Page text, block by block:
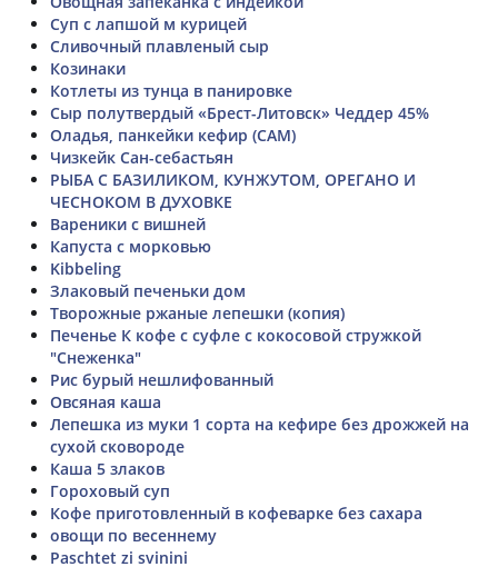
Суп с лапшой м курицей
Сливочный плавленый сыр
Козинаки
Котлеты из тунца в панировке
Сыр полутвердый «Брест-Литовск» Чеддер 45%
Оладья, панкейки кефир (САМ)
Чизкейк Сан-себастьян
РЫБА С БАЗИЛИКОМ, КУНЖУТОМ, ОРЕГАНО И
ЧЕСНОКОМ В ДУХОВКЕ
Вареники с вишней
Капуста с морковью
Kibbeling
Злаковый печеньки дом
Творожные ржаные лепешки (копия)
Печенье К кофе с суфле с кокосовой стружкой
"Снеженка"
Рис бурый нешлифованный
Овсяная каша
Лепешка из муки 1 сорта на кефире без дрожжей на
сухой сковороде
Каша 5 злаков
Гороховый суп
Кофе приготовленный в кофеварке без сахара
овощи по весеннему
Paschtet zi svinini